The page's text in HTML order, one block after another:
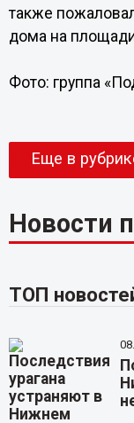
также
дома на
Фото: группа
Еще в
Новости
ТОП